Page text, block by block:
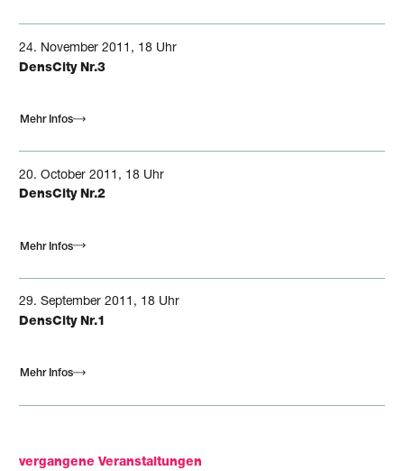
24. November2011, 18 Uhr
DensCity Nr.3
Mehr Infos
20. October2011, 18 Uhr
DensCity Nr.2
Mehr Infos
29. September2011, 18 Uhr
DensCity Nr.1
Mehr Infos
vergangene Veranstaltungen